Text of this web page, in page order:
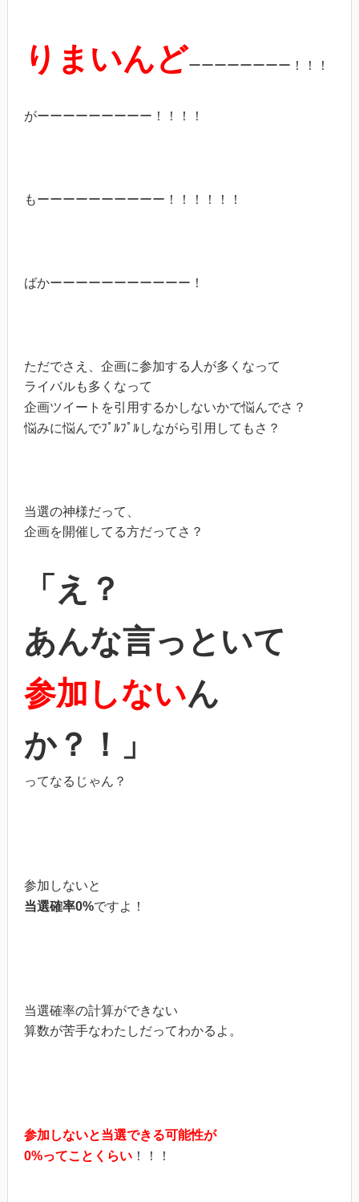
りまいんどーーーーーーーー！！！
がーーーーーーーーー！！！！
もーーーーーーーーーー！！！！！！
ばかーーーーーーーーーーー！
ただでさえ、企画に参加する人が多くなって
ライバルも多くなって
企画ツイートを引用するかしないかで悩んでさ？
悩みに悩んでﾌﾟﾙﾌﾟﾙしながら引用してもさ？
当選の神様だって、
企画を開催してる方だってさ？
「え？
あんな言っといて
参加しないん
か？！」
ってなるじゃん？
参加しないと
当選確率0%ですよ！
当選確率の計算ができない
算数が苦手なわたしだってわかるよ。
参加しないと当選できる可能性が
0%ってことくらい！！！